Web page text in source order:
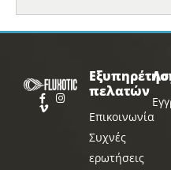
πελατών
Επικοινωνία
Συχνές
ερωτήσεις